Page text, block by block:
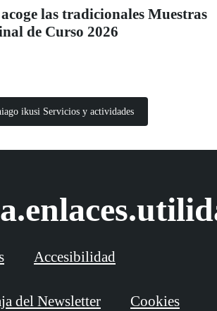
las tradicionales Muestras
de Curso 2026
ikusi Servicios y actividades
Accesibilidad
del Newsletter Cookies